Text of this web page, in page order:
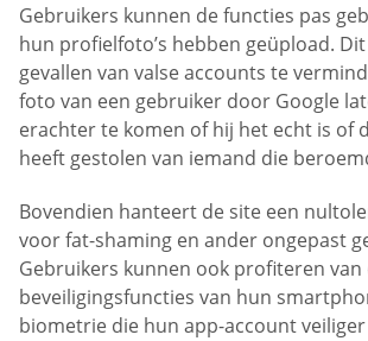
Gebruikers kunnen de functies pas
hun profielfoto’s hebben geüpload.
gevallen van valse accounts te
foto van een gebruiker door Google
erachter te komen of hij het echt is of
heeft gestolen van iemand die
Bovendien hanteert de site een
voor fat-shaming en ander ongepast
Gebruikers kunnen ook profiteren van
beveiligingsfuncties van hun
biometrie die hun app-account